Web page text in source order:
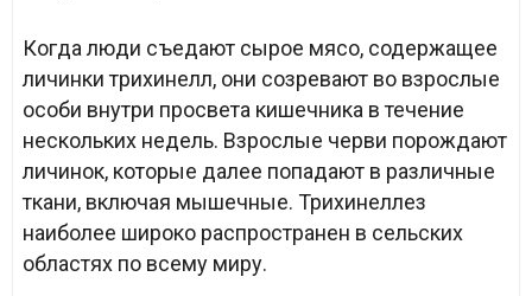
Когда люди съедают сырое мясо, содержащее
личинки трихинелл, они созревают во взрослые
особи внутри просвета кишечника в течение
нескольких недель. Взрослые черви порождают
личинок, которые далее попадают в различные
ткани, включая мышечные. Трихинеллез
наиболее широко распространен в сельских
областях по всему миру.